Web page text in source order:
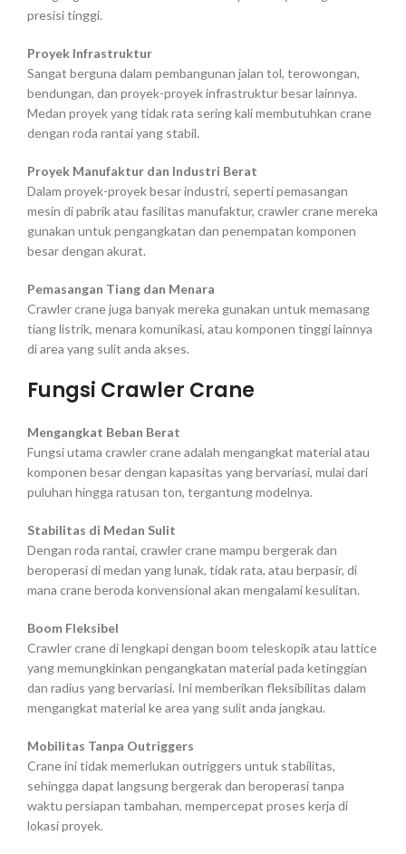
presisi tinggi.
Proyek Infrastruktur
Sangat berguna dalam pembangunan jalan tol, terowongan,
bendungan, dan proyek-proyek infrastruktur besar lainnya.
Medan proyek yang tidak rata sering kali membutuhkan crane
dengan roda rantai yang stabil.
Proyek Manufaktur dan Industri Berat
Dalam proyek-proyek besar industri, seperti pemasangan
mesin di pabrik atau fasilitas manufaktur, crawler crane mereka
gunakan untuk pengangkatan dan penempatan komponen
besar dengan akurat.
Pemasangan Tiang dan Menara
Crawler crane juga banyak mereka gunakan untuk memasang
tiang listrik, menara komunikasi, atau komponen tinggi lainnya
di area yang sulit anda akses.
Fungsi Crawler Crane
Mengangkat Beban Berat
Fungsi utama crawler crane adalah mengangkat material atau
komponen besar dengan kapasitas yang bervariasi, mulai dari
puluhan hingga ratusan ton, tergantung modelnya.
Stabilitas di Medan Sulit
Dengan roda rantai, crawler crane mampu bergerak dan
beroperasi di medan yang lunak, tidak rata, atau berpasir, di
mana crane beroda konvensional akan mengalami kesulitan.
Boom Fleksibel
Crawler crane di lengkapi dengan boom teleskopik atau lattice
yang memungkinkan pengangkatan material pada ketinggian
dan radius yang bervariasi. Ini memberikan fleksibilitas dalam
mengangkat material ke area yang sulit anda jangkau.
Mobilitas Tanpa Outriggers
Crane ini tidak memerlukan outriggers untuk stabilitas,
sehingga dapat langsung bergerak dan beroperasi tanpa
waktu persiapan tambahan, mempercepat proses kerja di
lokasi proyek.